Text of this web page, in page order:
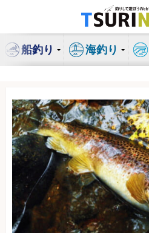
ン
船釣り 海釣り